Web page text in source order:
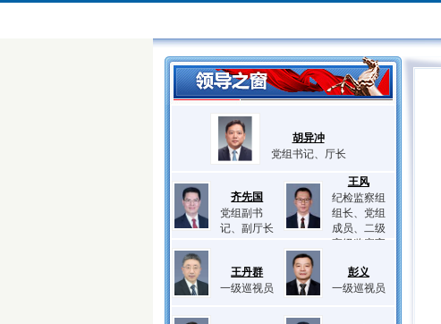
胡异冲
党组书记、厅长
齐先国
党组副书
记、副厅长
王风
纪检监察组
组长、党组
成员、二级
高级监察官
王丹群
一级巡视员
彭义
一级巡视员